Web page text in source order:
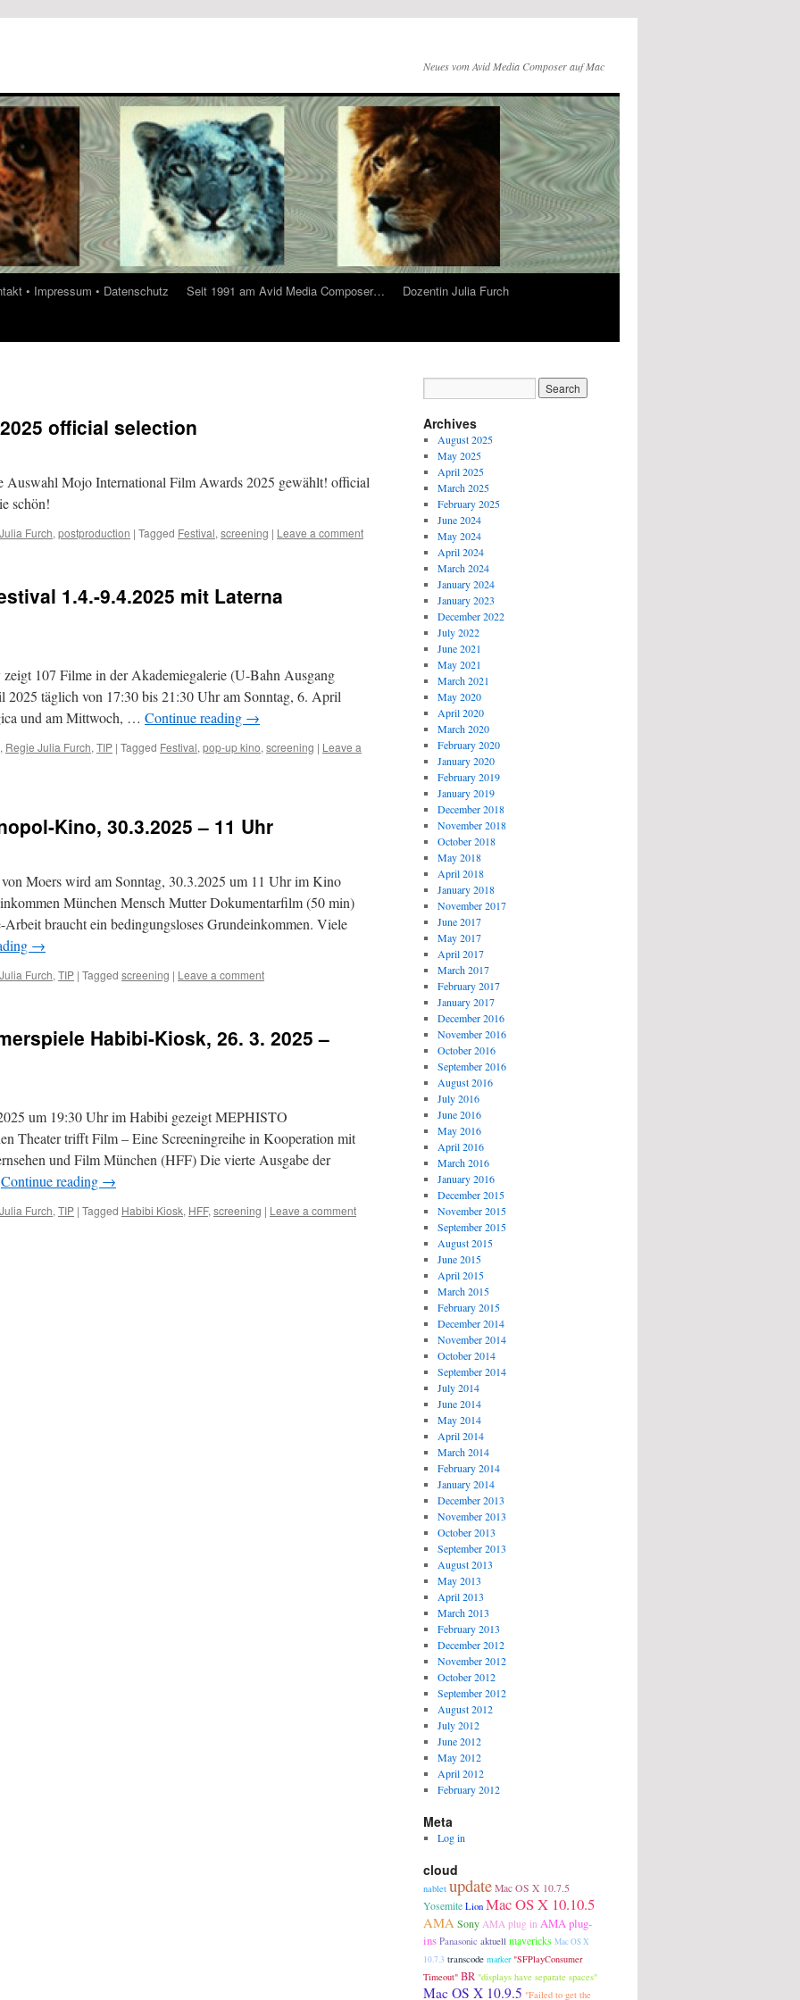
Neues vom Avid Media Composer auf Mac
• Impressum • Datenschutz Seit 1991 am Avid Media Composer…
Dozentin Julia Furch
official selection
Auswahl Mojo International Film Awards 2025 gewählt! official
schön!
Furch, postproduction | Tagged Festival, screening | Leave a comment
1.4.-9.4.2025 mit Laterna
107 Filme in der Akademiegalerie (U-Bahn Ausgang
täglich von 17:30 bis 21:30 Uhr am Sonntag, 6. April
und am Mittwoch, … Continue reading →
, Regie Julia Furch, TIP | Tagged Festival, pop-up kino, screening | Leave a
Kino, 30.3.2025 – 11 Uhr
Moers wird am Sonntag, 30.3.2025 um 11 Uhr im Kino
München Mensch Mutter Dokumentarfilm (50 min)
braucht ein bedingungsloses Grundeinkommen. Viele
→
Furch, TIP | Tagged screening | Leave a comment
Habibi-Kiosk, 26. 3. 2025 –
um 19:30 Uhr im Habibi gezeigt MEPHISTO
Theater trifft Film – Eine Screeningreihe in Kooperation mit
und Film München (HFF) Die vierte Ausgabe der
Continue reading →
Furch, TIP | Tagged Habibi Kiosk, HFF, screening | Leave a comment
Archives
August 2025
May 2025
April 2025
March 2025
February 2025
June 2024
May 2024
April 2024
March 2024
January 2024
January 2023
December 2022
July 2022
June 2021
May 2021
March 2021
May 2020
April 2020
March 2020
February 2020
January 2020
February 2019
January 2019
December 2018
November 2018
October 2018
May 2018
April 2018
January 2018
November 2017
June 2017
May 2017
April 2017
March 2017
February 2017
January 2017
December 2016
November 2016
October 2016
September 2016
August 2016
July 2016
June 2016
May 2016
April 2016
March 2016
January 2016
December 2015
November 2015
September 2015
August 2015
June 2015
April 2015
March 2015
February 2015
December 2014
November 2014
October 2014
September 2014
July 2014
June 2014
May 2014
April 2014
March 2014
February 2014
January 2014
December 2013
November 2013
October 2013
September 2013
August 2013
May 2013
April 2013
March 2013
February 2013
December 2012
November 2012
October 2012
September 2012
August 2012
July 2012
June 2012
May 2012
April 2012
February 2012
Meta
Log in
cloud
nablet update Mac OS X 10.7.5
Yosemite Lion Mac OS X 10.10.5
AMASony AMA plug in AMA plug-
ins Panasonic aktuell mavericks Mac OS X
10.7.3 transcode marker "SFPlayConsumer
Timeout" BR "displays have separate spaces"
Mac OS X 10.9.5 "Failed to get the